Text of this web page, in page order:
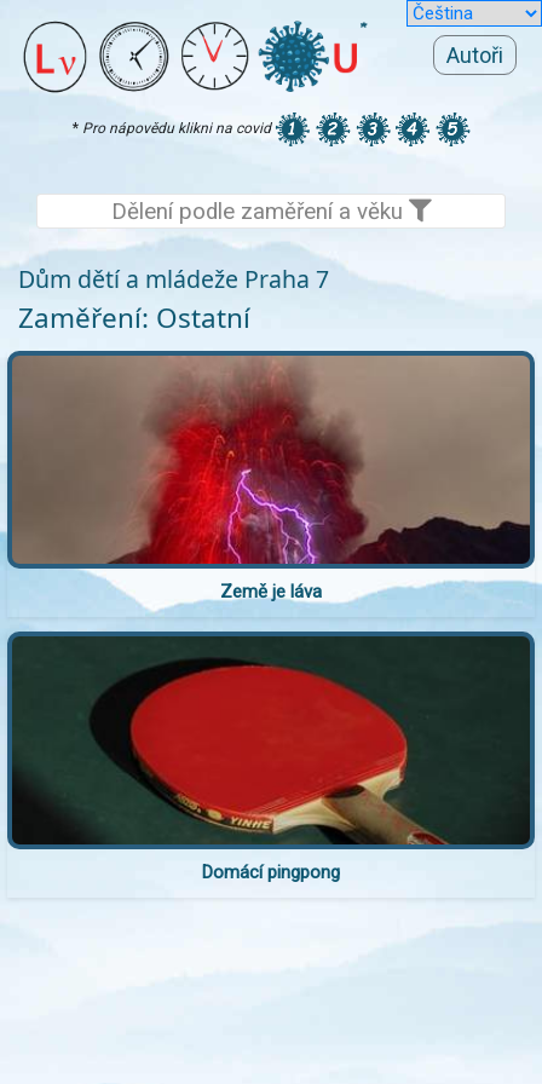
Autoři
* Pro nápovědu klikni na covid
Dělení podle zaměření a věku
Dům dětí a mládeže Praha 7
Zaměření: Ostatní
Země je láva
Domácí pingpong